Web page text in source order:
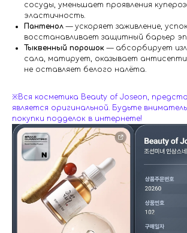
сосуды, уменьшает проявления
эластичность.
Пантенол — ускоряет заживление,
восстанавливает защитный барьер
Тыквенный порошок — абсорбирует
сала, матирует, оказывает
не оставляет белого налёта.
※Вся косметика Beauty of Joseon,
является оригинальной. Будьте
покупки подделок в интернете!